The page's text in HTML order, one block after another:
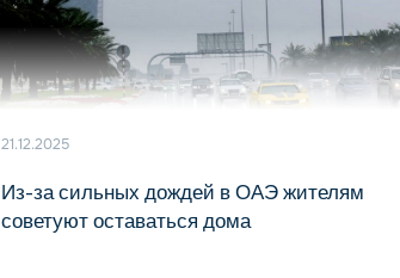
21.12.2025
Из-за сильных дождей в ОАЭ жителям
советуют оставаться дома